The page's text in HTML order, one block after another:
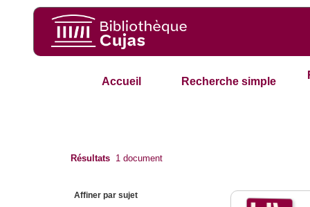
Accueil Recherche simple
Résultats 1 document
Affiner par sujet